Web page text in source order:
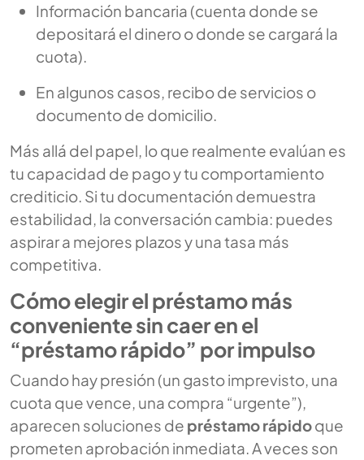
Información bancaria (cuenta donde se
depositará el dinero o donde se cargará la
cuota).
En algunos casos, recibo de servicios o
documento de domicilio.
Más allá del papel, lo que realmente evalúan es
tu capacidad de pago y tu comportamiento
crediticio. Si tu documentación demuestra
estabilidad, la conversación cambia: puedes
aspirar a mejores plazos y una tasa más
competitiva.
Cómo elegir el préstamo más
conveniente sin caer en el
“préstamo rápido” por impulso
Cuando hay presión (un gasto imprevisto, una
cuota que vence, una compra “urgente”),
aparecen soluciones de préstamo rápidoque
prometen aprobación inmediata. A veces son